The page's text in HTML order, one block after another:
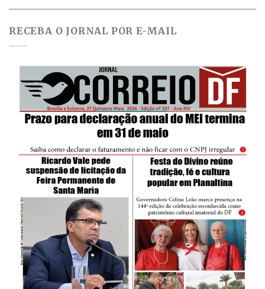
RECEBA O JORNAL POR E-MAIL